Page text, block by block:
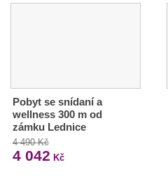
Pobyt se snídaní a
wellness 300 m od
zámku Lednice
4 490 Kč
4 042 Kč